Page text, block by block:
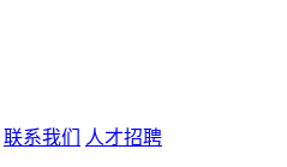
联系我们
人才招聘